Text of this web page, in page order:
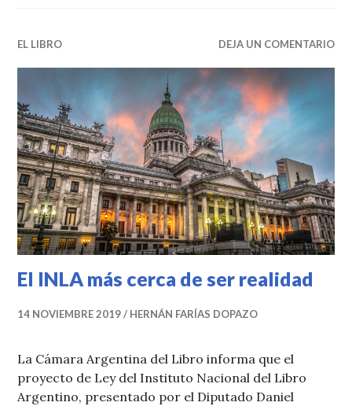
EL LIBRO DEJA UN COMENTARIO
El INLA más cerca de ser realidad
14 NOVIEMBRE 2019 HERNÁN FARÍAS DOPAZO
La Cámara Argentina del Libro informa que el
proyecto de Ley del Instituto Nacional del Libro
Argentino, presentado por el Diputado Daniel